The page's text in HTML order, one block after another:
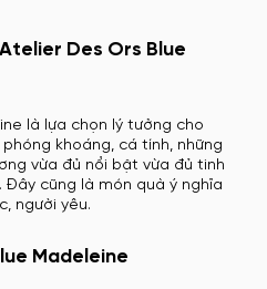
Des Ors Blue
là lựa chọn lý tưởng cho
khoáng, cá tính, những
vừa đủ nổi bật vừa đủ tinh
cũng là món quà ý nghĩa
người yêu.
Madeleine